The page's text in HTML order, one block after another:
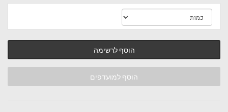
הוסף לרשימה
הוסף למועדפים